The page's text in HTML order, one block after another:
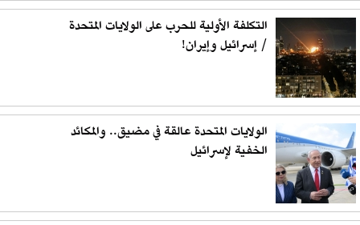
التكلفة الأولية للحرب على الولايات المتحدة
/ إسرائيل وإيران!
الولايات المتحدة عالقة في مضيق.. والمكائد
الخفية لإسرائيل